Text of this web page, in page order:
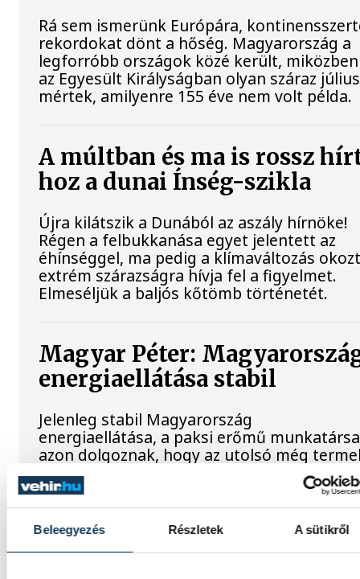
Beleegyezés Részletek A sütikről
Rá sem ismerünk Európára,
rekordokat dönt a hőség. Magyarország a
legforróbb országok közé került, miközben
az Egyesült Királyságban olyan száraz
mértek, amilyenre 155 éve nem volt példa.
A múltban és ma is rossz
hoz a dunai Ínség-szikla
Újra kilátszik a Dunából az aszály hírnöke!
Régen a felbukkanása egyet jelentett az
éhínséggel, ma pedig a klímaváltozás
extrém szárazságra hívja fel a figyelmet.
Elmeséljük a baljós kőtömb történetét.
Magyar Péter:
energiaellátása stabil
Jelenleg stabil Magyarország
energiaellátása, a paksi erőmű
azon dolgoznak, hogy az utolsó még
turbina hibamentesen működjön - közölte
miniszterelnök a paksi erőműnél tett keddi
látogatása során.